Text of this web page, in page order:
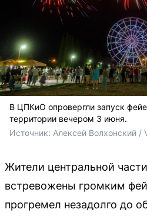
В ЦПКиО опровергли запуск
территории вечером 3 июня.
Источник: Алексей Волхонский /
Жители центральной
встревожены громким
прогремел незадолго до